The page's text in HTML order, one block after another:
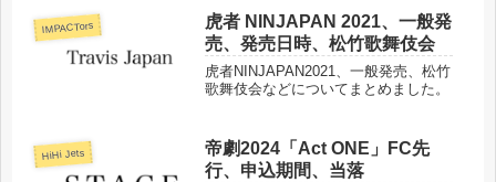
IMPACTors
虎者 NINJAPAN 2021、一般発
売、発売日時、松竹歌舞伎会
虎者NINJAPAN2021、一般発売、松竹
歌舞伎会などについてまとめました。
HiHi Jets
帝劇2024「Act ONE」FC先
行、申込期間、当落